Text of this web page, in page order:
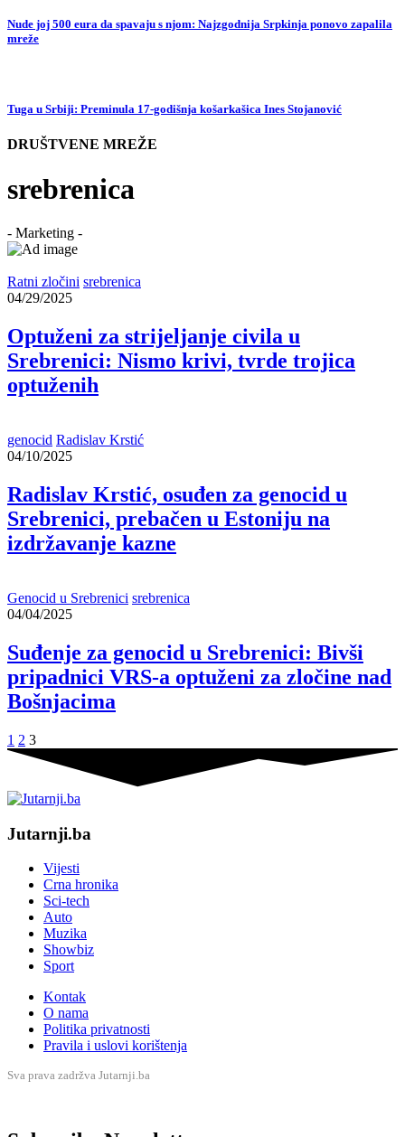
Nude joj 500 eura da spavaju s njom: Najzgodnija Srpkinja ponovo zapalila
mreže
Tuga u Srbiji: Preminula 17-godišnja košarkašica Ines Stojanović
DRUŠTVENE MREŽE
srebrenica
- Marketing -
Ratni zločini srebrenica
04/29/2025
Optuženi za strijeljanje civila u
Srebrenici: Nismo krivi, tvrde trojica
optuženih
genocid Radislav Krstić
04/10/2025
Radislav Krstić, osuđen za genocid u
Srebrenici, prebačen u Estoniju na
izdržavanje kazne
Genocid u Srebrenici srebrenica
04/04/2025
Suđenje za genocid u Srebrenici: Bivši
pripadnici VRS-a optuženi za zločine nad
Bošnjacima
1 2 3
Jutarnji.ba
Vijesti
Crna hronika
Sci-tech
Auto
Muzika
Showbiz
Sport
Kontak
O nama
Politika privatnosti
Pravila i uslovi korištenja
Sva prava zadržva Jutarnji.ba